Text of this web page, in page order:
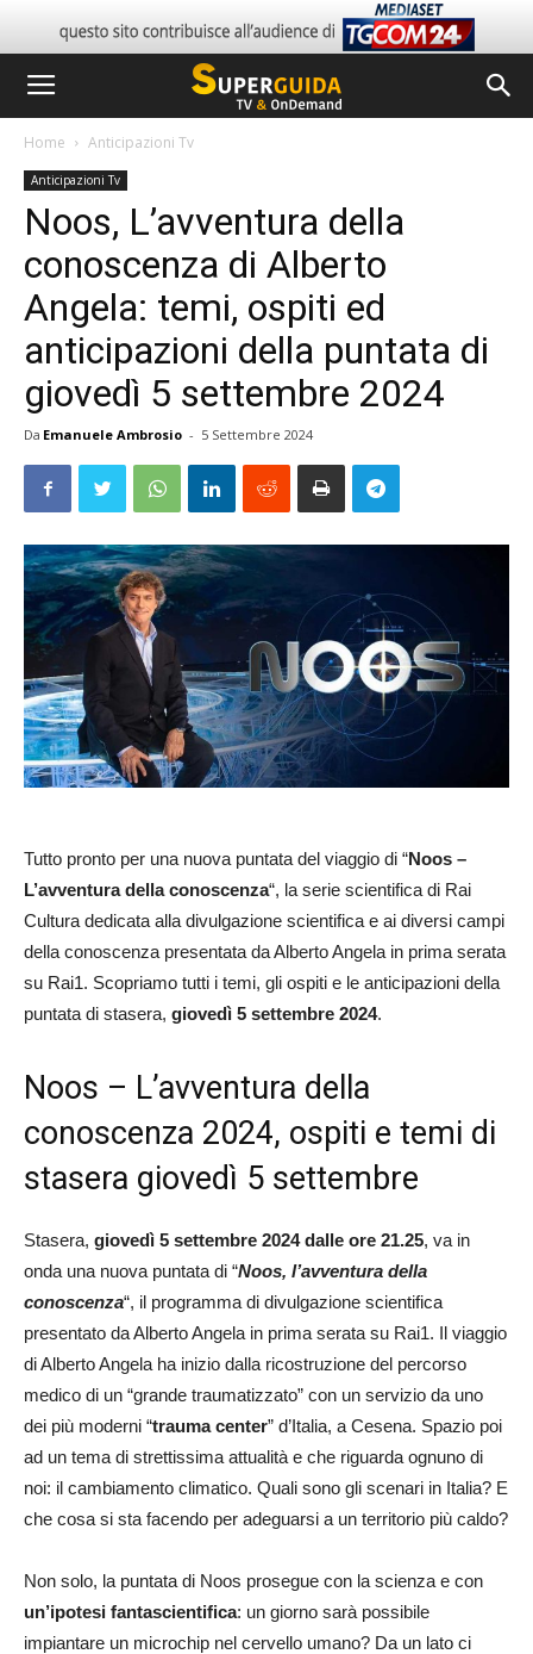
Home Anticipazioni Tv
Anticipazioni Tv
Noos, L’avventura della
conoscenza di Alberto
Angela: temi, ospiti ed
anticipazioni della puntata di
giovedì 5 settembre 2024
Da Emanuele Ambrosio - 5 Settembre 2024
Tutto pronto per una nuova puntata del viaggio di “Noos –
L’avventura della conoscenza“, la serie scientifica di Rai
Cultura dedicata alla divulgazione scientifica e ai diversi campi
della conoscenza presentata da Alberto Angela in prima serata
su Rai1. Scopriamo tutti i temi, gli ospiti e le anticipazioni della
puntata di stasera, giovedì 5 settembre 2024.
Noos – L’avventura della
conoscenza 2024, ospiti e temi di
stasera giovedì 5 settembre
Stasera, giovedì 5 settembre 2024 dalle ore 21.25, va in
onda una nuova puntata di “Noos, l’avventura della
conoscenza“, il programma di divulgazione scientifica
presentato da Alberto Angela in prima serata su Rai1. Il viaggio
di Alberto Angela ha inizio dalla ricostruzione del percorso
medico di un “grande traumatizzato” con un servizio da uno
dei più moderni “trauma center” d’Italia, a Cesena. Spazio poi
ad un tema di strettissima attualità e che riguarda ognuno di
noi: il cambiamento climatico. Quali sono gli scenari in Italia? E
che cosa si sta facendo per adeguarsi a un territorio più caldo?
Non solo, la puntata di Noos prosegue con la scienza e con
un’ipotesi fantascientifica: un giorno sarà possibile
impiantare un microchip nel cervello umano? Da un lato ci